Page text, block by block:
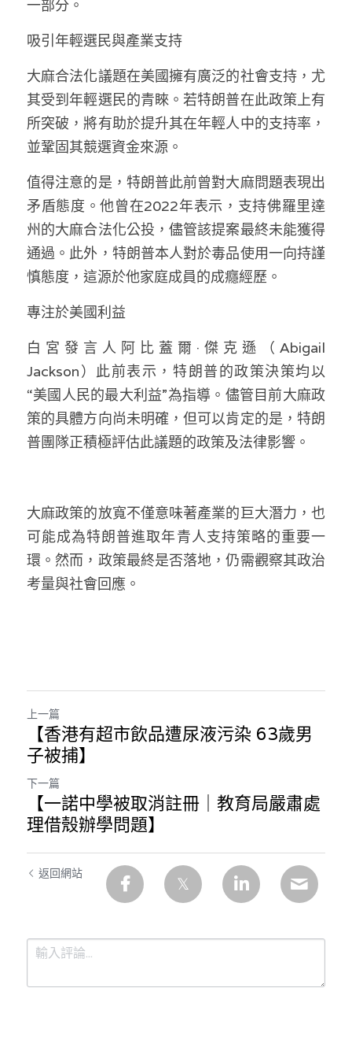
一部分。
吸引年輕選民與產業支持
大麻合法化議題在美國擁有廣泛的社會支持，尤
其受到年輕選民的青睞。若特朗普在此政策上有
所突破，將有助於提升其在年輕人中的支持率，
並鞏固其競選資金來源。
值得注意的是，特朗普此前曾對大麻問題表現出
矛盾態度。他曾在2022年表示，支持佛羅里達
州的大麻合法化公投，儘管該提案最終未能獲得
通過。此外，特朗普本人對於毒品使用一向持謹
慎態度，這源於他家庭成員的成癮經歷。
專注於美國利益
白宮發言人阿比蓋爾·傑克遜（Abigail
Jackson）此前表示，特朗普的政策決策均以
“美國人民的最大利益”為指導。儘管目前大麻政
策的具體方向尚未明確，但可以肯定的是，特朗
普團隊正積極評估此議題的政策及法律影響。
大麻政策的放寬不僅意味著產業的巨大潛力，也
可能成為特朗普進取年青人支持策略的重要一
環。然而，政策最終是否落地，仍需觀察其政治
考量與社會回應。
上一篇
【香港有超市飲品遭尿液污染 63歲男
子被捕】
下一篇
【一諾中學被取消註冊｜教育局嚴肅處
理借殼辦學問題】
返回網站